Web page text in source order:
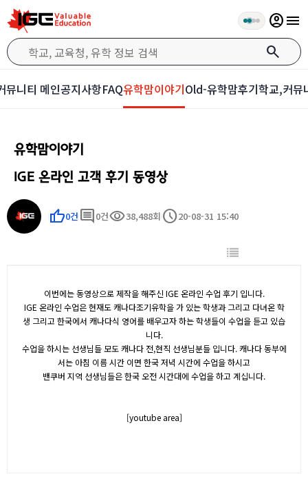
search
account_circlemenu
뮤니티 메인공지사항FAQ유학맘이야기Old-유학맘후기학교,커뮤
유학맘이야기
IGE 온라인 고객 후기 동영상
thumb_up0건 comment 0건visibility38,488회 schedule20-08-31 15:40
이번에는 동영상으로 제작을 해주신 IGE 온라인 수업 후기 입니다.
IGE 온라인 수업은 현재도 캐나다조기유학을 가 있는 학생과 그리고 다녀온 학
생 그리고 한국에서 캐나다식 영어를 배우고자 하는 학생들이 수업을 듣고 있습
니다.
수업을 하시는 선생님들 모도 캐나다 전,현직 선생님분들 입니다. 캐나다 동부에
서는 아침 이름 시간 이면 한국 저녁 시간에 수업을 하시고
밴쿠버 지역 선생님들은 한국 오전 시간대에 수업을 하고 계십니다.
[youtube area]